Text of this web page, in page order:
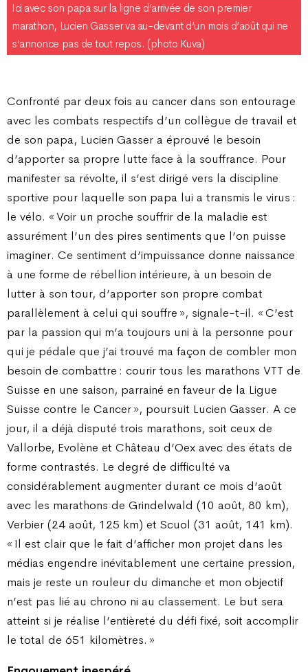
Ici avec son papa sur la ligne d’arrivée de son premier
marathon, Lucien Gasser va au-devant d’un mois d’août qui ne
s’annonce pas de tout repos. (photo Kuva)
Confronté par deux fois au cancer dans son entourage
avec les combats respectifs d’un collègue de travail et
de son papa, Lucien Gasser a éprouvé le besoin
d’apporter sa propre lutte face à la souffrance. Pour
manifester sa révolte, il s’est dirigé vers la discipline
sportive pour laquelle son papa lui a transmis le virus :
le vélo. « Voir un proche souffrir de la maladie est
assurément l’un des pires sentiments que l’on puisse
imaginer. Ce sentiment d’impuissance donne naissance
à une forme de rébellion intérieure, à un besoin de
lutter à son tour, d’apporter son propre combat
parallèlement à celui qui souffre », signale-t-il. « C’est
par la passion qui m’a toujours uni à la personne pour
qui je pédale que j’ai trouvé ma façon de combler mon
besoin de combattre : courir tous les marathons VTT de
Suisse en une saison, parrainé en faveur de la Ligue
Suisse contre le Cancer », poursuit Lucien Gasser. A ce
jour, il a déjà disputé trois marathons, soit ceux de
Vallorbe, Evolène et Château d’Oex avec des états de
forme contrastés. Le degré de difficulté va
considérablement augmenter durant ce mois d’août
avec les marathons de Grindelwald (10 août, 80 km),
Verbier (24 août, 125 km) et Scuol (31 août, 141 km).
« Il est clair que le fait d’afficher mon projet dans les
médias engendre inévitablement une certaine pression,
mais je reste un rouleur du dimanche et mon objectif
n’est pas lié au chrono ni au classement. Le but sera
atteint si je réalise l’entièreté du défi fixé, soit accomplir
le total de 651 kilomètres. »